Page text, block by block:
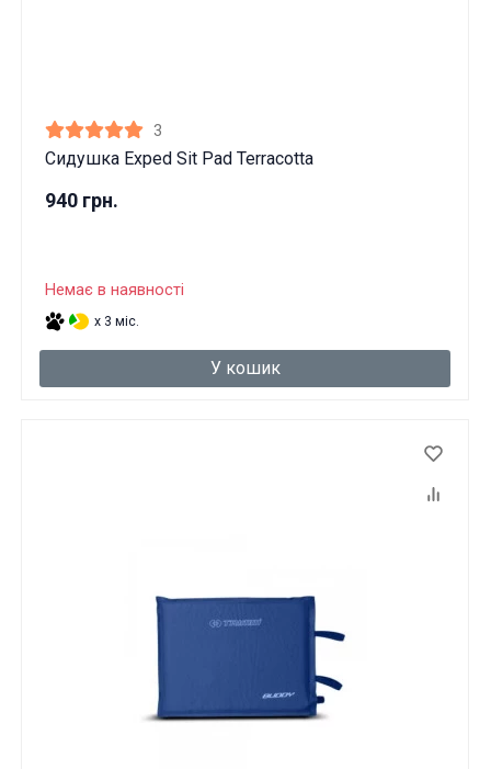
3
Сидушка Exped Sit Pad Terracotta
940 грн.
Немає в наявності
x 3 міс.
У кошик